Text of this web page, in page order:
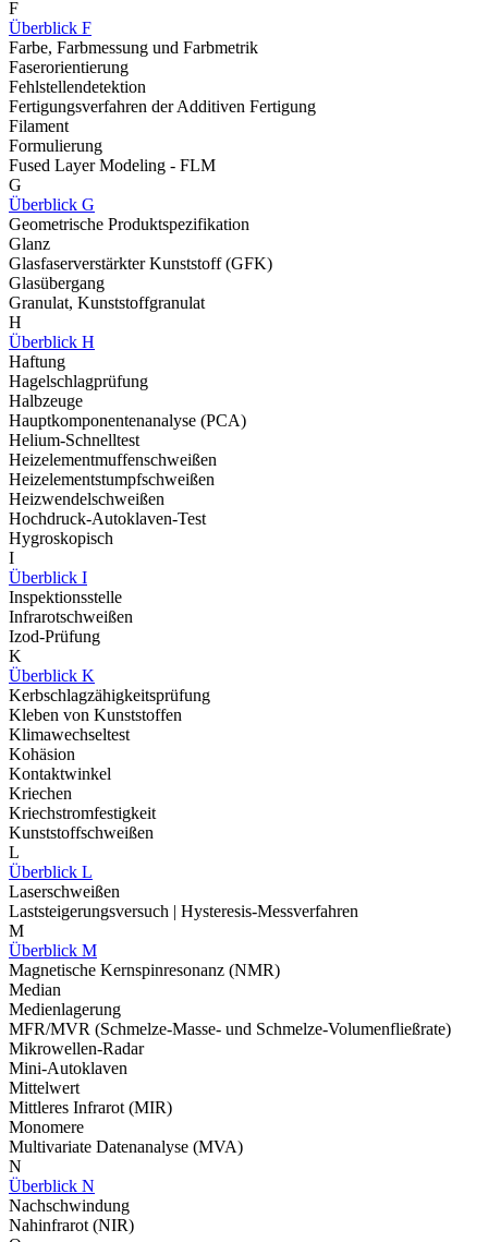
F
Überblick F
Farbe, Farbmessung und Farbmetrik
Faserorientierung
Fehlstellendetektion
Fertigungsverfahren der Additiven Fertigung
Filament
Formulierung
Fused Layer Modeling - FLM
G
Überblick G
Geometrische Produktspezifikation
Glanz
Glasfaserverstärkter Kunststoff (GFK)
Glasübergang
Granulat, Kunststoffgranulat
H
Überblick H
Haftung
Hagelschlagprüfung
Halbzeuge
Hauptkomponentenanalyse (PCA)
Helium-Schnelltest
Heizelementmuffenschweißen
Heizelementstumpfschweißen
Heizwendelschweißen
Hochdruck-Autoklaven-Test
Hygroskopisch
I
Überblick I
Inspektionsstelle
Infrarotschweißen
Izod-Prüfung
K
Überblick K
Kerbschlagzähigkeitsprüfung
Kleben von Kunststoffen
Klimawechseltest
Kohäsion
Kontaktwinkel
Kriechen
Kriechstromfestigkeit
Kunststoffschweißen
L
Überblick L
Laserschweißen
Laststeigerungsversuch | Hysteresis-Messverfahren
M
Überblick M
Magnetische Kernspinresonanz (NMR)
Median
Medienlagerung
MFR/MVR (Schmelze-Masse- und Schmelze-Volumenfließrate)
Mikrowellen-Radar
Mini-Autoklaven
Mittelwert
Mittleres Infrarot (MIR)
Monomere
Multivariate Datenanalyse (MVA)
N
Überblick N
Nachschwindung
Nahinfrarot (NIR)